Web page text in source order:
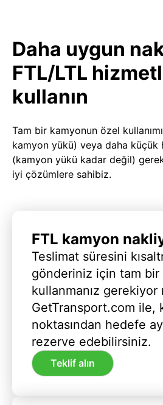
Daha uygun
FTL/LTL
kullanın
Tam bir kamyonun özel
kamyon yükü) veya daha küçük
(kamyon yükü kadar değil)
iyi çözümlere sahibiz.
FTL kamyon
Teslimat süresini
gönderiniz için tam bir
kullanmanız gerekiyor
GetTransport.com ile,
noktasından hedefe
rezerve edebilirsiniz.
Teklif alın